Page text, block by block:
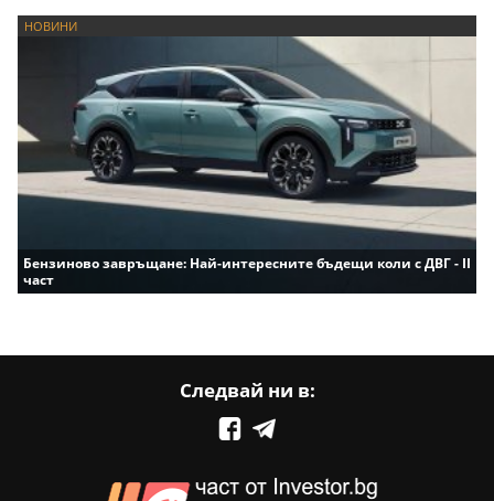
НОВИНИ
Бензиново завръщане: Най-интересните бъдещи коли с ДВГ - II
част
Следвай ни в: